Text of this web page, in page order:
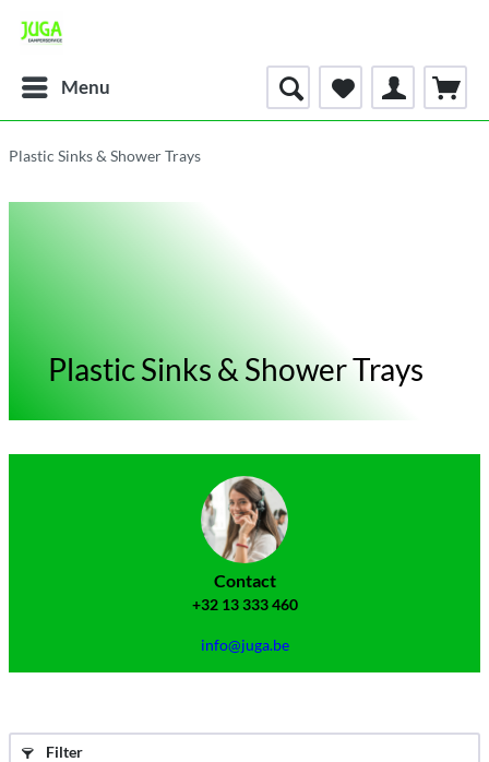
Menu
Plastic Sinks & Shower Trays
Plastic Sinks & Shower Trays
Contact
+32 13 333 460
info@juga.be
Filter